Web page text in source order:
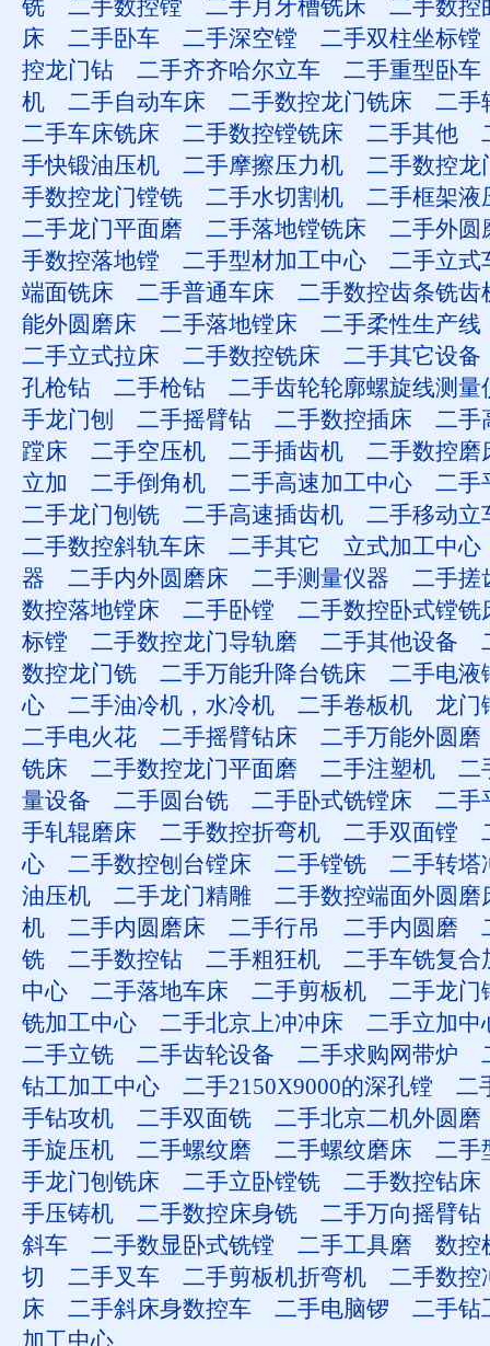
铣
二手数控镗 二手月牙槽铣床
二手数控
床
二手卧车 二手深空镗
二手双柱坐标镗
控龙门钻
二手齐齐哈尔立车
二手重型卧车
机
二手自动车床 二手数控龙门铣床
二手
二手车床铣床
二手数控镗铣床 二手其他
手快锻油压机
二手摩擦压力机
二手数控龙
手数控龙门镗铣
二手水切割机
二手框架液
二手龙门平面磨
二手落地镗铣床
二手外圆
手数控落地镗
二手型材加工中心
二手立式
端面铣床
二手普通车床
二手数控齿条铣齿
能外圆磨床
二手落地镗床
二手柔性生产线
二手立式拉床
二手数控铣床
二手其它设备
孔枪钻
二手枪钻
二手齿轮轮廓螺旋线测量
手龙门刨
二手摇臂钻 二手数控插床
二手
蹚床
二手空压机 二手插齿机
二手数控磨
立加
二手倒角机 二手高速加工中心
二手
二手龙门刨铣
二手高速插齿机
二手移动立
二手数控斜轨车床
二手其它
立式加工中心
器
二手内外圆磨床 二手测量仪器
二手搓
数控落地镗床
二手卧镗
二手数控卧式镗铣
标镗
二手数控龙门导轨磨 二手其他设备
数控龙门铣
二手万能升降台铣床
二手电液
心
二手油冷机，水冷机 二手卷板机
龙门
二手电火花
二手摇臂钻床
二手万能外圆磨
铣床
二手数控龙门平面磨 二手注塑机
二
量设备
二手圆台铣 二手卧式铣镗床
二手
手轧辊磨床
二手数控折弯机 二手双面镗
心
二手数控刨台镗床 二手镗铣
二手转塔
油压机
二手龙门精雕
二手数控端面外圆磨
机
二手内圆磨床 二手行吊 二手内圆磨
铣
二手数控钻 二手粗狂机
二手车铣复合
中心
二手落地车床 二手剪板机
二手龙门
铣加工中心
二手北京上冲冲床
二手立加中
二手立铣
二手齿轮设备 二手求购网带炉
钻工加工中心
二手2150X9000的深孔镗
二
手钻攻机
二手双面铣
二手北京二机外圆磨
手旋压机
二手螺纹磨 二手螺纹磨床
二手
手龙门刨铣床
二手立卧镗铣
二手数控钻床
手压铸机
二手数控床身铣
二手万向摇臂钻
斜车
二手数显卧式铣镗 二手工具磨
数控
切
二手叉车 二手剪板机折弯机
二手数控
床
二手斜床身数控车 二手电脑锣
二手钻
加工中心